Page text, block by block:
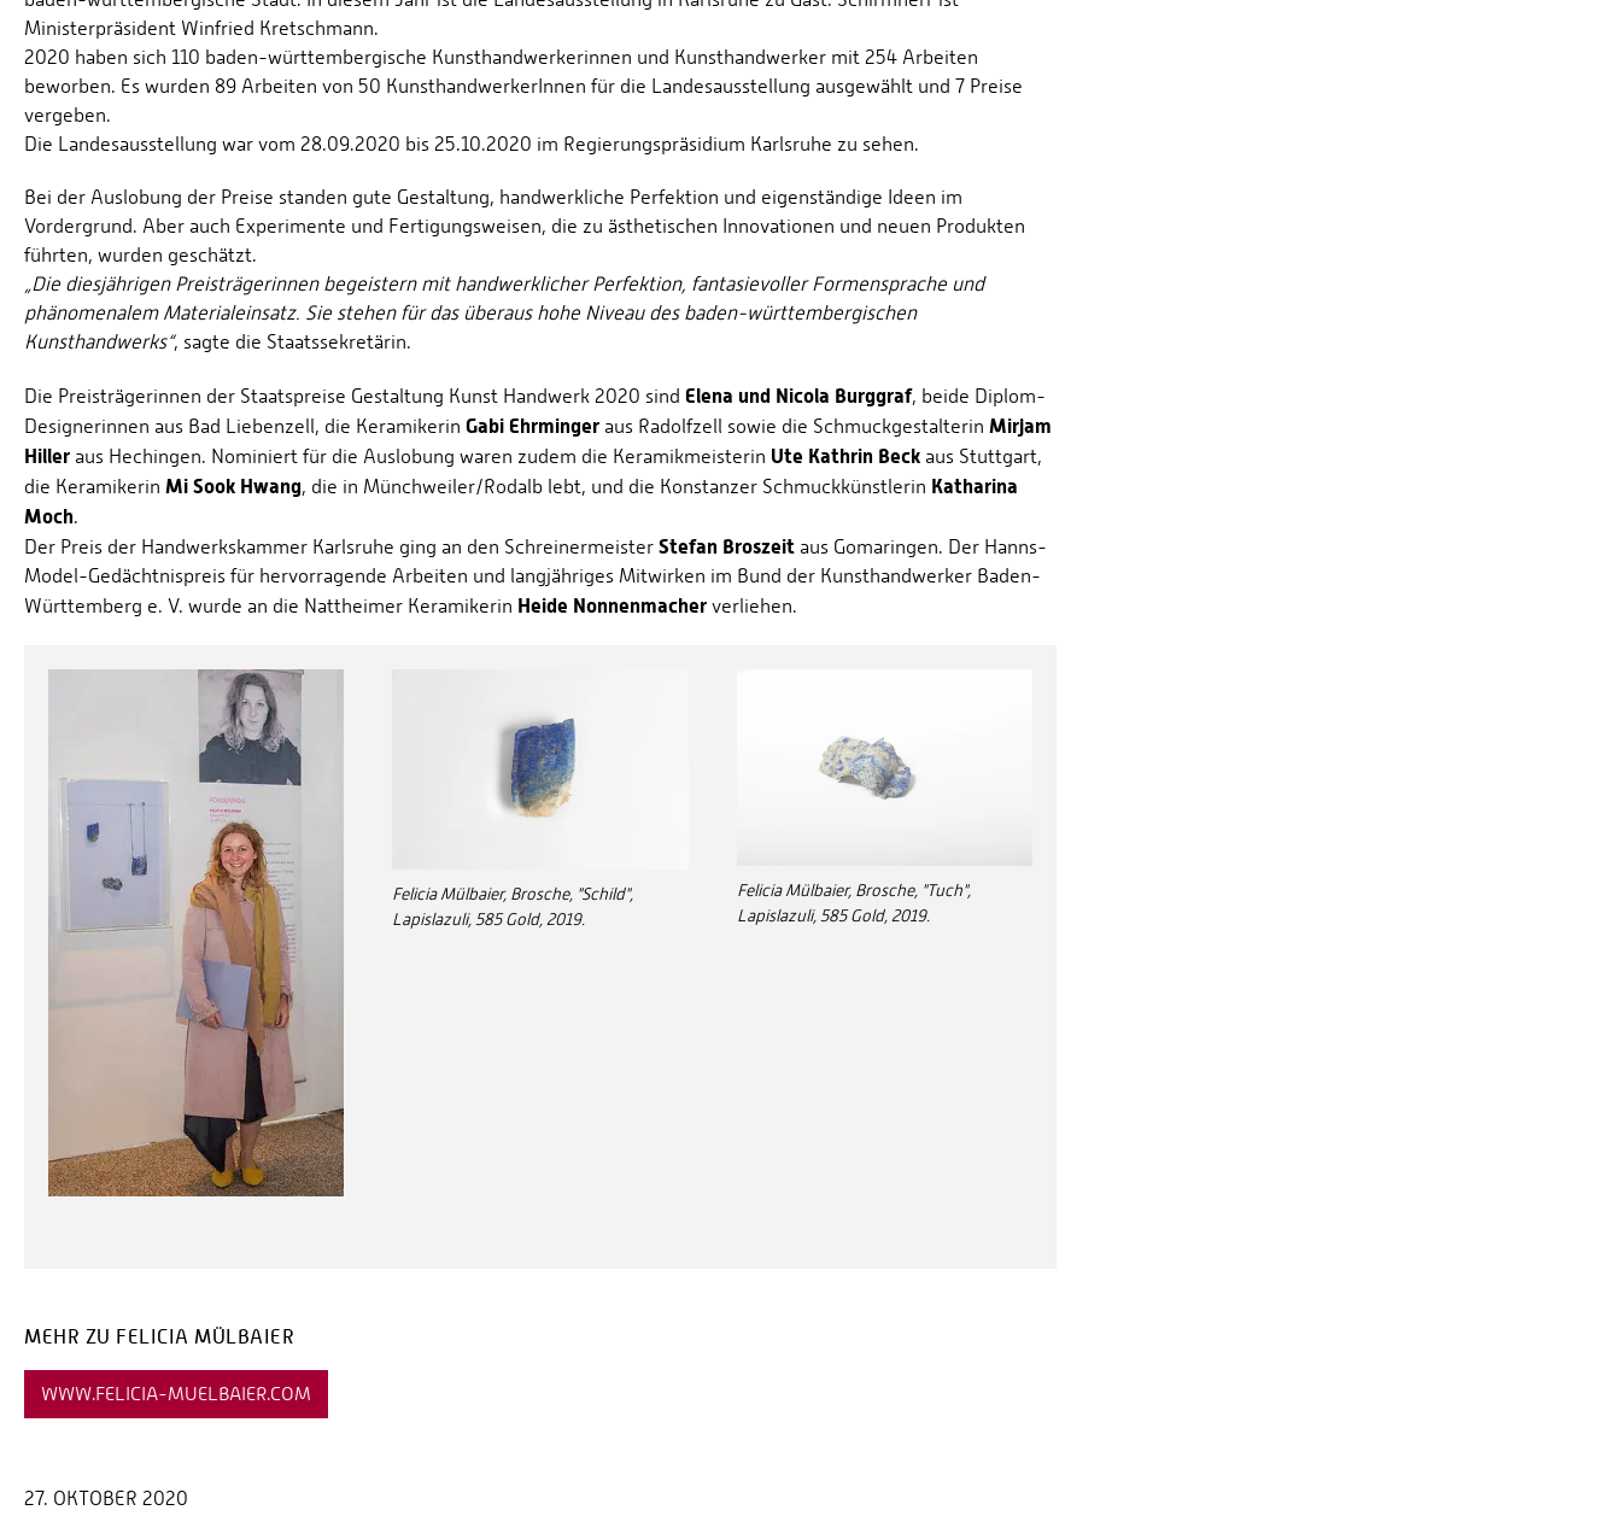
Ministerpräsident Winfried Kretschmann.
2020 haben sich 110 baden-württembergische Kunsthandwerkerinnen und Kunsthandwerker mit 254 Arbeiten
beworben. Es wurden 89 Arbeiten von 50 KunsthandwerkerInnen für die Landesausstellung ausgewählt und 7 Preise
vergeben.
Die Landesausstellung war vom 28.09.2020 bis 25.10.2020 im Regierungspräsidium Karlsruhe zu sehen.
Bei der Auslobung der Preise standen gute Gestaltung, handwerkliche Perfektion und eigenständige Ideen im
Vordergrund. Aber auch Experimente und Fertigungsweisen, die zu ästhetischen Innovationen und neuen Produkten
führten, wurden geschätzt.
„Die diesjährigen Preisträgerinnen begeistern mit handwerklicher Perfektion, fantasievoller Formensprache und
phänomenalem Materialeinsatz. Sie stehen für das überaus hohe Niveau des baden-württembergischen
Kunsthandwerks“, sagte die Staatssekretärin.
Die Preisträgerinnen der Staatspreise Gestaltung Kunst Handwerk 2020 sind Elena und Nicola Burggraf, beide Diplom-
Designerinnen aus Bad Liebenzell, die Keramikerin Gabi Ehrminger aus Radolfzell sowie die Schmuckgestalterin Mirjam
Hiller aus Hechingen. Nominiert für die Auslobung waren zudem die Keramikmeisterin Ute Kathrin Beck aus Stuttgart,
die Keramikerin Mi Sook Hwang, die in Münchweiler/Rodalb lebt, und die Konstanzer Schmuckkünstlerin Katharina
Moch.
Der Preis der Handwerkskammer Karlsruhe ging an den Schreinermeister Stefan Broszeit aus Gomaringen. Der Hanns-
Model-Gedächtnispreis für hervorragende Arbeiten und langjähriges Mitwirken im Bund der Kunsthandwerker Baden-
Württemberg e. V. wurde an die Nattheimer Keramikerin Heide Nonnenmacher verliehen.
Felicia Mülbaier, Brosche, "Schild",
Lapislazuli, 585 Gold, 2019.
Felicia Mülbaier, Brosche, "Tuch",
Lapislazuli, 585 Gold, 2019.
MEHR ZU FELICIA MÜLBAIER
WWW.FELICIA-MUELBAIER.COM
27. OKTOBER 2020